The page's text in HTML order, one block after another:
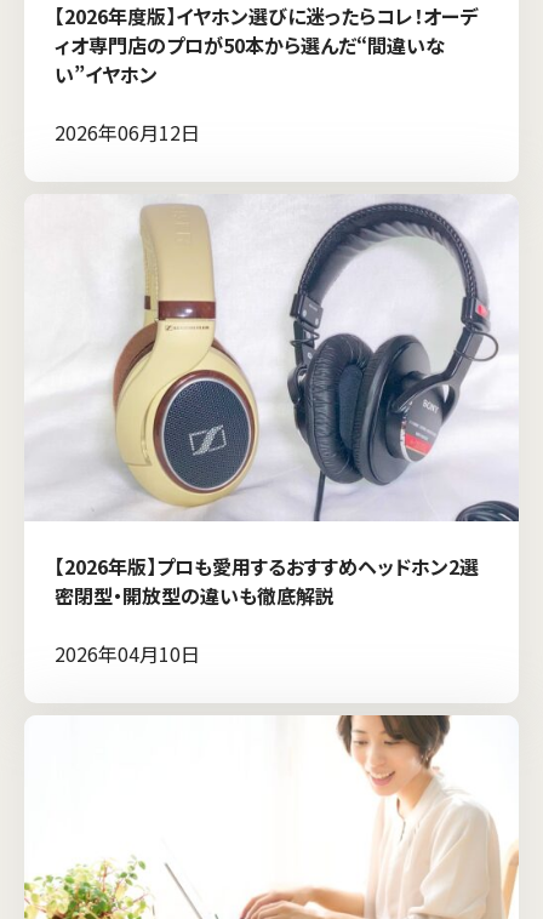
【2026年度版】イヤホン選びに迷ったらコレ！オーデ
ィオ専門店のプロが50本から選んだ“間違いな
い”イヤホン
2026年06月12日
【2026年版】プロも愛用するおすすめヘッドホン2選
密閉型・開放型の違いも徹底解説
2026年04月10日